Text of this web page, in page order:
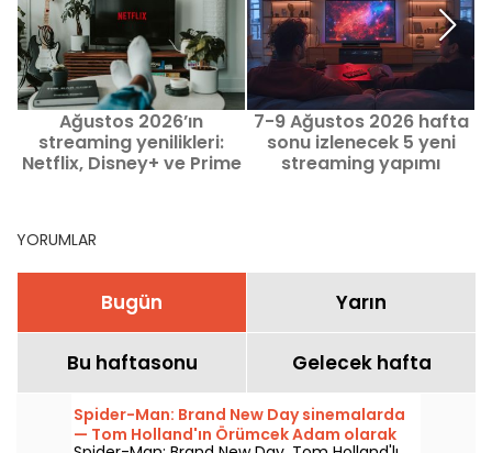
Ağustos 2026’ın
streaming yenilikleri:
Netflix, Disney+ ve Prime
7-9 Ağustos 2026 hafta
sonu izlenecek 5 yeni
streaming yapımı
YORUMLAR
Bugün Yarın
Bu haftasonu Gelecek hafta
Spider-Man: Brand New Day sinemalarda
— Tom Holland'ın Örümcek Adam olarak